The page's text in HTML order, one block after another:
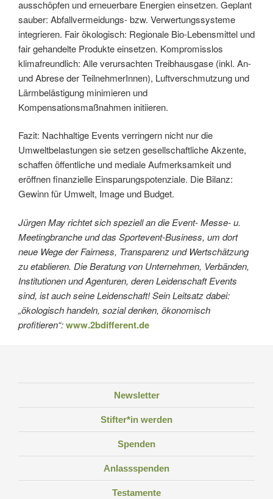
ausschöpfen und erneuerbare Energien einsetzen. Geplant
sauber: Abfallvermeidungs- bzw. Verwertungssysteme
integrieren. Fair ökologisch: Regionale Bio-Lebensmittel und
fair gehandelte Produkte einsetzen. Kompromisslos
klimafreundlich: Alle verursachten Treibhausgase (inkl. An-
und Abrese der TeilnehmerInnen), Luftverschmutzung und
Lärmbelästigung minimieren und
Kompensationsmaßnahmen initiieren.
Fazit: Nachhaltige Events verringern nicht nur die
Umweltbelastungen sie setzen gesellschaftliche Akzente,
schaffen öffentliche und mediale Aufmerksamkeit und
eröffnen finanzielle Einsparungspotenziale. Die Bilanz:
Gewinn für Umwelt, Image und Budget.
Jürgen May richtet sich speziell an die Event- Messe- u.
Meetingbranche und das Sportevent-Business, um dort
neue Wege der Fairness, Transparenz und Wertschätzung
zu etablieren. Die Beratung von Unternehmen, Verbänden,
Institutionen und Agenturen, deren Leidenschaft Events
sind, ist auch seine Leidenschaft! Sein Leitsatz dabei:
„ökologisch handeln, sozial denken, ökonomisch
profitieren“:www.2bdifferent.de
Newsletter
Stifter*in werden
Spenden
Anlassspenden
Testamente